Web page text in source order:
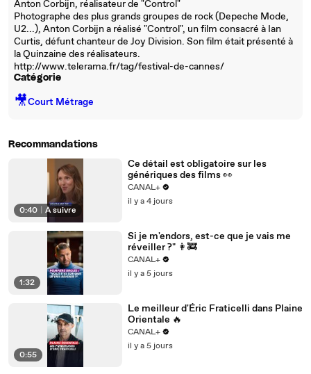
Anton Corbijn, réalisateur de "Control"
Photographe des plus grands groupes de rock (Depeche Mode,
U2...), Anton Corbijn a réalisé "Control", un film consacré à Ian
Curtis, défunt chanteur de Joy Division. Son film était présenté à
la Quinzaine des réalisateurs.
http://www.telerama.fr/tag/festival-de-cannes/
Catégorie
🎥Court Métrage
Recommandations
0:40 À suivre
Ce détail est obligatoire sur les
génériques des films 👀
CANAL+
il y a 4 jours
1:32
Si je m'endors, est-ce que je vais me
réveiller ?" 👩‍🚒
CANAL+
il y a 5 jours
0:55
Le meilleur d'Éric Fraticelli dans Plaine
Orientale 🔥
CANAL+
il y a 5 jours